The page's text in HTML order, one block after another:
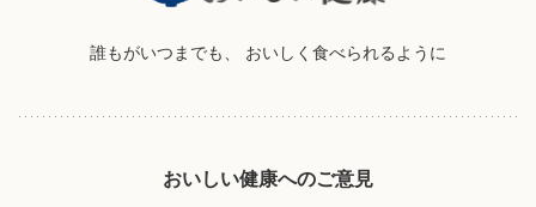
誰もがいつまでも、 おいしく食べられるように
おいしい健康へのご意見